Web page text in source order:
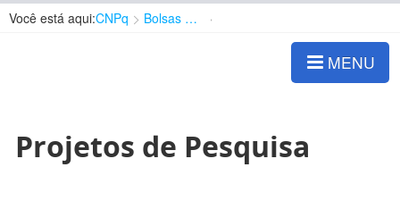
Você está aqui:CNPq Bolsas e Auxílios Vigentes
MENU
Projetos de Pesquisa